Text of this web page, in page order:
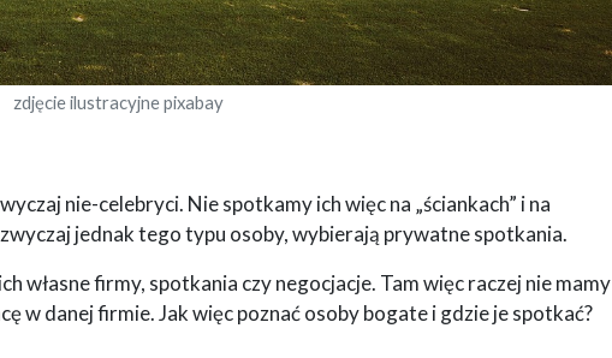
zdjęcie ilustracyjne pixabay
nie-celebryci. Nie spotkamy ich więc na „ściankach” i na
jednak tego typu osoby, wybierają prywatne spotkania.
własne firmy, spotkania czy negocjacje. Tam więc raczej nie mamy
w danej firmie. Jak więc poznać osoby bogate i gdzie je spotkać?